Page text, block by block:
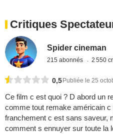
Critiques
Spider cineman
215 abonnés 2 550
0,5 Publiée le 25
Ce film c est quoi ? D abord un
comme tout remake américain
franchement c est sans saveur,
comment s ennuyer sur toute la